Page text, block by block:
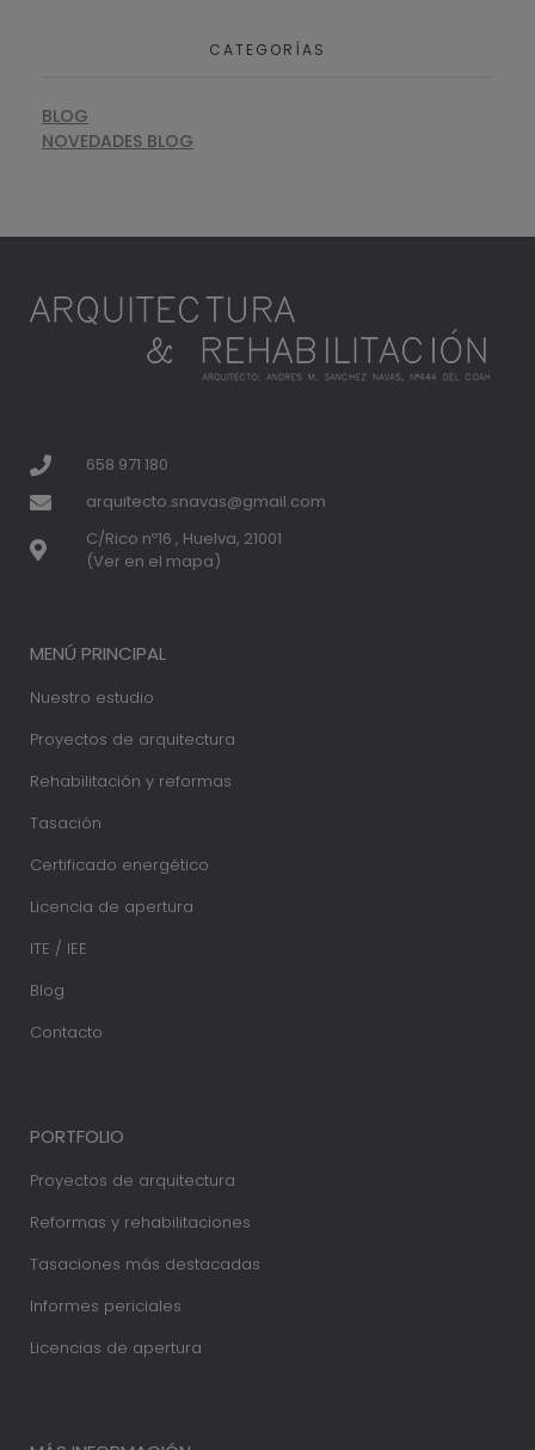
CATEGORÍAS
BLOG
NOVEDADES BLOG
658 971 180
arquitecto.snavas@gmail.com
C/Rico nº16 , Huelva, 21001
(Ver en el mapa)
MENÚ PRINCIPAL
Nuestro estudio
Proyectos de arquitectura
Rehabilitación y reformas
Tasación
Certificado energético
Licencia de apertura
ITE / IEE
Blog
Contacto
PORTFOLIO
Proyectos de arquitectura
Reformas y rehabilitaciones
Tasaciones más destacadas
Informes periciales
Licencias de apertura